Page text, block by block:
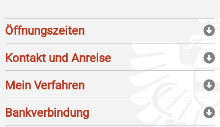
Öffnungszeiten
Kontakt und Anreise
Mein Verfahren
Bankverbindung